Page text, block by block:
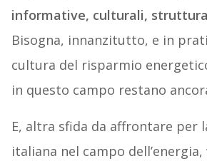
informative, culturali,
Bisogna, innanzitutto, e in
cultura del risparmio
in questo campo restano
E, altra sfida da affrontare per
italiana nel campo dell’energia,